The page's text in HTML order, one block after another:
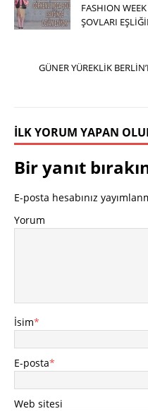
FASHION
ŞOVLARI
GÜNER YÜREKLİK
İLK YORUM YAPAN
Bir yanıt
E-posta hesabınız
Yorum
İsim*
E-posta*
Web sitesi